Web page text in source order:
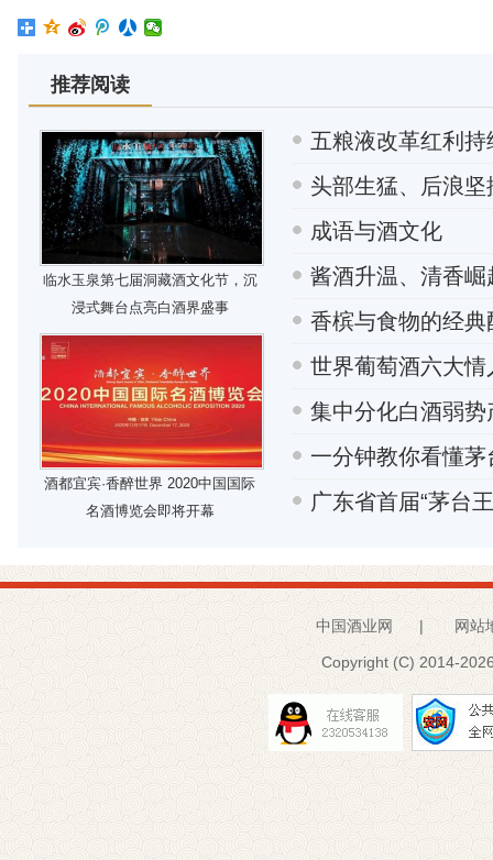
推荐阅读
临水玉泉第七届洞藏酒文化节，沉
浸式舞台点亮白酒界盛事
酒都宜宾·香醉世界 2020中国国际
名酒博览会即将开幕
五粮液改革红利
头部生猛、后浪
成语与酒文化
酱酒升温、清香
香槟与食物的经典
世界葡萄酒六大情
集中分化白酒弱
一分钟教你看懂
广东省首届“茅台
中国酒业网 | 网站
Copyright (C) 2014-